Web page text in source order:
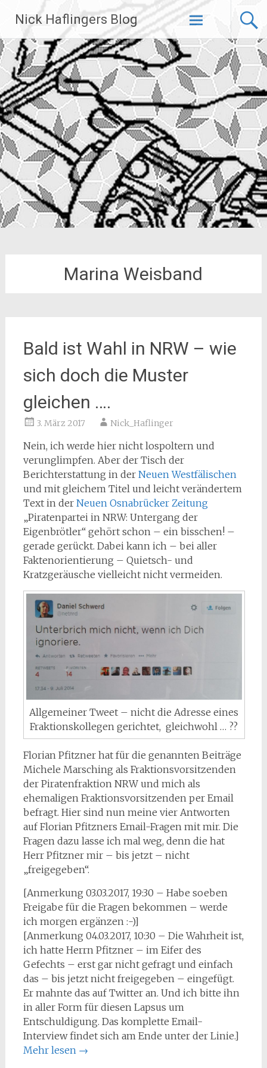
Inhalt
springen
Nick Haflingers Blog
Marina Weisband
Bald ist Wahl in NRW – wie
sich doch die Muster
gleichen ….
3. März 2017 Nick_Haflinger
Nein, ich werde hier nicht lospoltern und
verunglimpfen. Aber der Tisch der
Berichterstattung in der Neuen Westfälischen
und mit gleichem Titel und leicht verändertem
Text in der Neuen Osnabrücker Zeitung
„Piratenpartei in NRW: Untergang der
Eigenbrötler“ gehört schon – ein bisschen! –
gerade gerückt. Dabei kann ich – bei aller
Faktenorientierung – Quietsch- und
Kratzgeräusche vielleicht nicht vermeiden.
Allgemeiner Tweet – nicht die Adresse eines
Fraktionskollegen gerichtet, gleichwohl … ??
Florian Pfitzner hat für die genannten Beiträge
Michele Marsching als Fraktionsvorsitzenden
der Piratenfraktion NRW und mich als
ehemaligen Fraktionsvorsitzenden per Email
befragt. Hier sind nun meine vier Antworten
auf Florian Pfitzners Email-Fragen mit mir. Die
Fragen dazu lasse ich mal weg, denn die hat
Herr Pfitzner mir – bis jetzt – nicht
„freigegeben“.
[Anmerkung 03.03.2017, 19:30 – Habe soeben
Freigabe für die Fragen bekommen – werde
ich morgen ergänzen :-)]
[Anmerkung 04.03.2017, 10:30 – Die Wahrheit ist,
ich hatte Herrn Pfitzner – im Eifer des
Gefechts – erst gar nicht gefragt und einfach
das – bis jetzt nicht freigegeben – eingefügt.
Er mahnte das auf Twitter an. Und ich bitte ihn
in aller Form für diesen Lapsus um
Entschuldigung. Das komplette Email-
Interview findet sich am Ende unter der Linie.]
Mehr lesen →